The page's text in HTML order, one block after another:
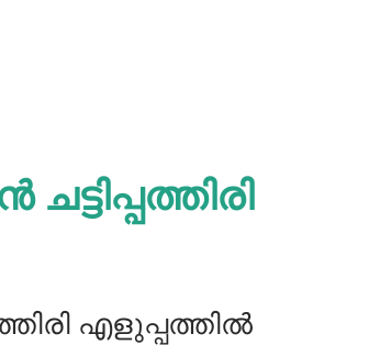
എളുപ്പത്തിൽ